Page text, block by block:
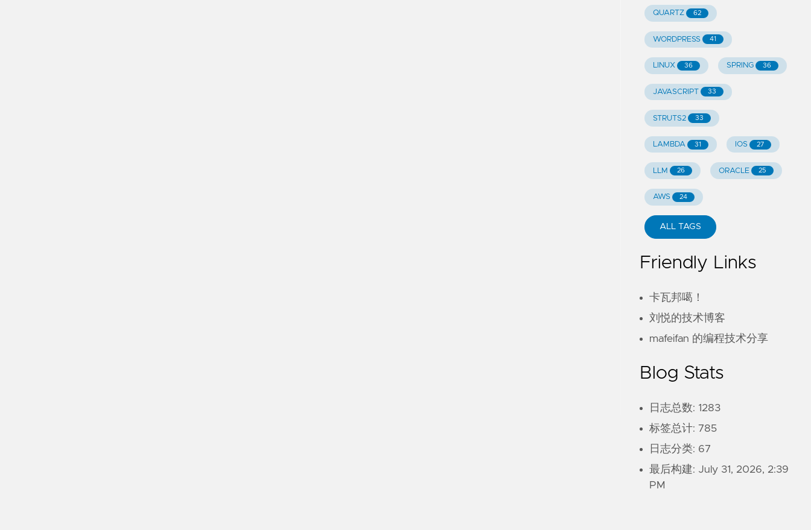
QUARTZ 62
WORDPRESS 41
LINUX 36 SPRING 36
JAVASCRIPT 33
STRUTS2 33
LAMBDA 31 IOS 27
LLM 26 ORACLE 25
AWS 24
ALL TAGS
Friendly Links
卡瓦邦噶！
刘悦的技术博客
mafeifan 的编程技术分享
Blog Stats
日志总数: 1283
标签总计: 785
日志分类: 67
最后构建: July 31, 2026, 2:39
PM